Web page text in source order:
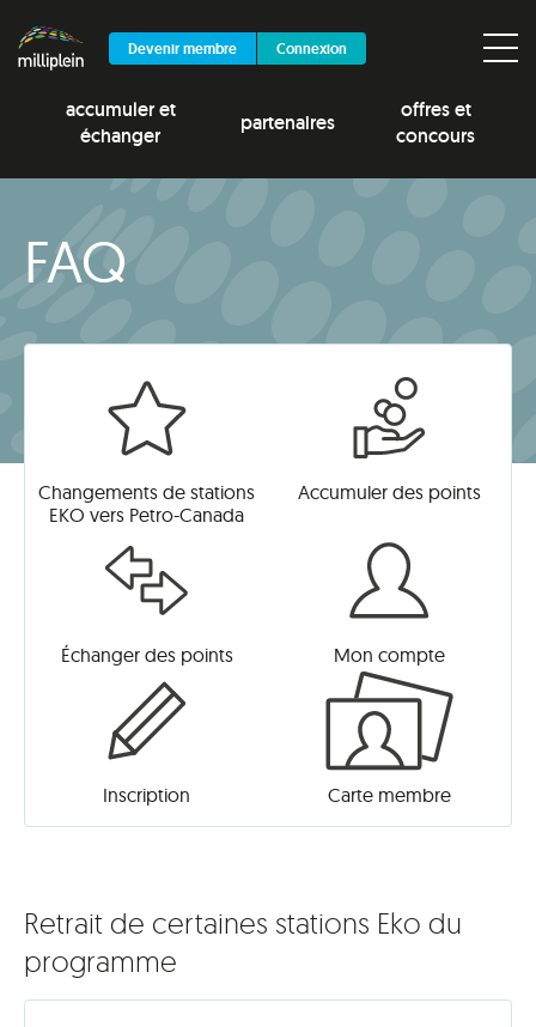
accumuler et
échanger
partenaires
offres et
concours
Devenir membre Connexion
FAQ
Changements de stations
EKO vers Petro-Canada
Accumuler des points
Échanger des points Mon compte
Inscription Carte membre
Retrait de certaines stations Eko du
programme